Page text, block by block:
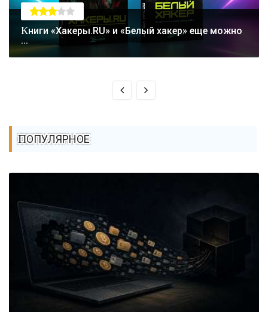
Книги «Хакеры.RU» и «Белый хакер» еще можно
...
ПОПУЛЯРНОЕ